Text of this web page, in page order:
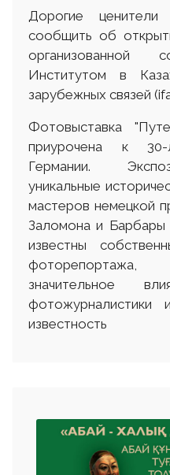
Дорогие
сообщить об
Институтом в
зарубежных связей
Фотовыставка
приурочена к 30-
Германии.
уникальные
мастеров немецкой
Заломона и
известны
значительное
известность